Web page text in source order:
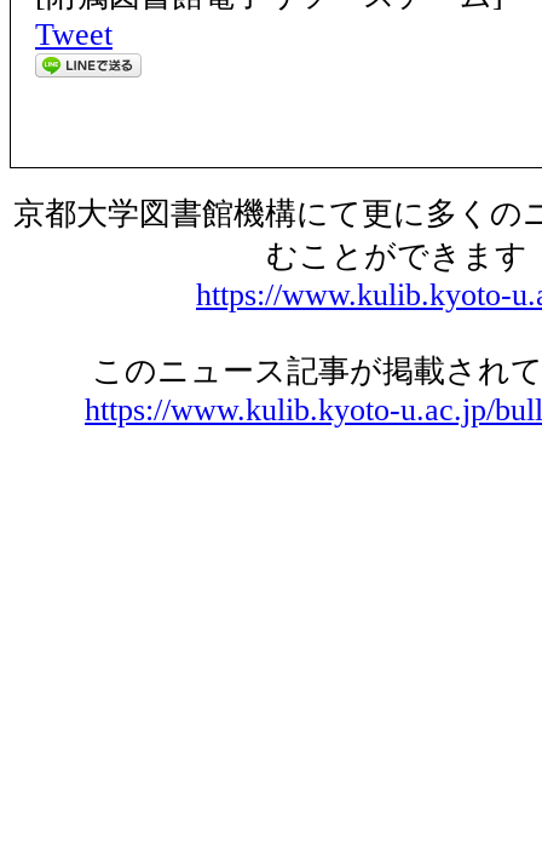
Tweet
京都大学図書館機構にて更に多くの
むことができます
https://www.kulib.kyoto-
このニュース記事が掲載され
https://www.kulib.kyoto-u.ac.jp/